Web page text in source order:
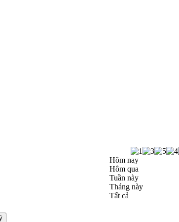
Hôm nay
Hôm qua
Tuần này
Tháng này
Tất cả